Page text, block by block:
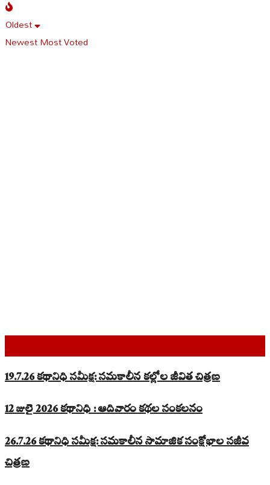
Oldest
NewestMost Voted
19.7.26 కథానిధి సమీక్ష: సమకాలీన కల్లోల జీవిత చిత్రణ
12 జులై 2026 కథానిధి : ఆదివారం కథల సంకలనం
26.7.26 కథానిధి సమీక్ష: సమకాలీన సామాజిక సంక్షోభాల సజీవ
చిత్రణ